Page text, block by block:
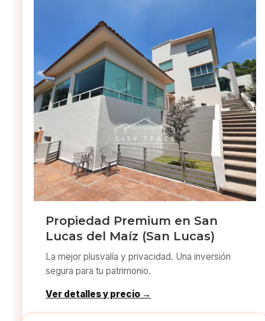
Propiedad Premium en San
Lucas del Maíz (San Lucas)
La mejor plusvalía y privacidad. Una inversión
segura para tu patrimonio.
Ver detalles y precio →